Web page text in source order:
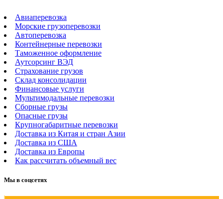
Авиаперевозка
Морские грузоперевозки
Автоперевозка
Контейнерные перевозки
Таможенное оформление
Аутсорсинг ВЭД
Страхование грузов
Склад консолидации
Финансовые услуги
Мультимодальные перевозки
Сборные грузы
Опасные грузы
Крупногабаритные перевозки
Доставка из Китая и стран Азии
Доставка из США
Доставка из Европы
Как рассчитать объемный вес
Мы в соцсетях